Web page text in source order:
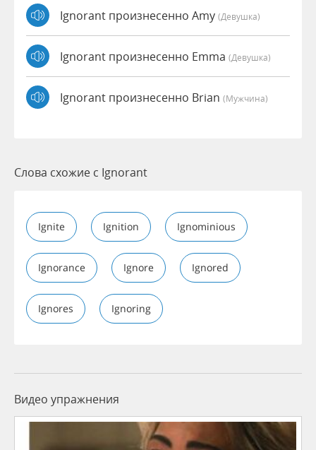
Ignorant произнесенно Amy (девушка)
Ignorant произнесенно Emma (девушка)
Ignorant произнесенно Brian (мужчина)
Слова схожие с Ignorant
Ignite Ignition Ignominious
Ignorance Ignore Ignored
Ignores Ignoring
Видео упражнения